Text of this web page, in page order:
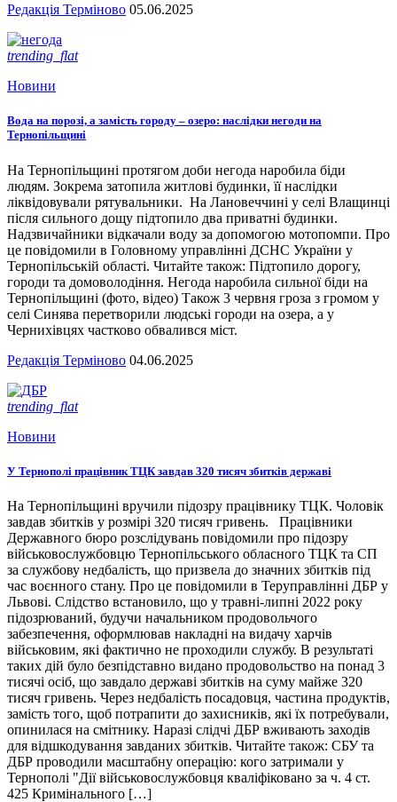
Редакція Терміново 05.06.2025
trending_flat
Новини
Вода на порозі, а замість городу – озеро: наслідки негоди на
Тернопільщині
На Тернопільщині протягом доби негода наробила біди
людям. Зокрема затопила житлові будинки, її наслідки
ліквідовували рятувальники. На Лановеччині у селі Влащинці
після сильного дощу підтопило два приватні будинки.
Надзвичайники відкачали воду за допомогою мотопомпи. Про
це повідомили в Головному управлінні ДСНС України у
Тернопільській області. Читайте також: Підтопило дорогу,
городи та домоволодіння. Негода наробила сильної біди на
Тернопільщині (фото, відео) Також 3 червня гроза з громом у
селі Синява перетворили людські городи на озера, а у
Чернихівцях частково обвалився міст.
Редакція Терміново 04.06.2025
trending_flat
Новини
У Тернополі працівник ТЦК завдав 320 тисяч збитків державі
На Тернопільщині вручили підозру працівнику ТЦК. Чоловік
завдав збитків у розмірі 320 тисяч гривень. Працівники
Державного бюро розслідувань повідомили про підозру
військовослужбовцю Тернопільського обласного ТЦК та СП
за службову недбалість, що призвела до значних збитків під
час воєнного стану. Про це повідомили в Теруправлінні ДБР у
Львові. Слідство встановило, що у травні-липні 2022 року
підозрюваний, будучи начальником продовольчого
забезпечення, оформлював накладні на видачу харчів
військовим, які фактично не проходили службу. В результаті
таких дій було безпідставно видано продовольство на понад 3
тисячі осіб, що завдало державі збитків на суму майже 320
тисяч гривень. Через недбалість посадовця, частина продуктів,
замість того, щоб потрапити до захисників, які їх потребували,
опинилася на смітнику. Наразі слідчі ДБР вживають заходів
для відшкодування завданих збитків. Читайте також: СБУ та
ДБР проводили масштабну операцію: кого затримали у
Тернополі "Дії військовослужбовця кваліфіковано за ч. 4 ст.
425 Кримінального […]